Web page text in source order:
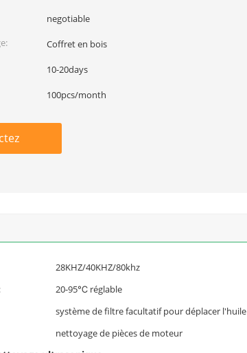
negotiable
Coffret en bois
10-20days
100pcs/month
28KHZ/40KHZ/80khz
20-95℃ réglable
système de filtre facultatif pour déplacer l'huile
nettoyage de pièces de moteur